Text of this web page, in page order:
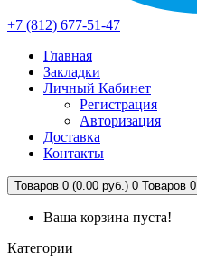
+7 (812) 677-51-47
Главная
Закладки
Личный Кабинет
Регистрация
Авторизация
Доставка
Контакты
Товаров 0 (0.00 руб.) 0 Товаров 0
Ваша корзина пуста!
Категории